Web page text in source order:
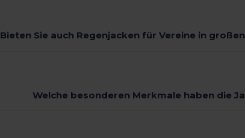
Bieten Sie auch Regenjacken für Vereine in
Welche besonderen Merkmale haben die